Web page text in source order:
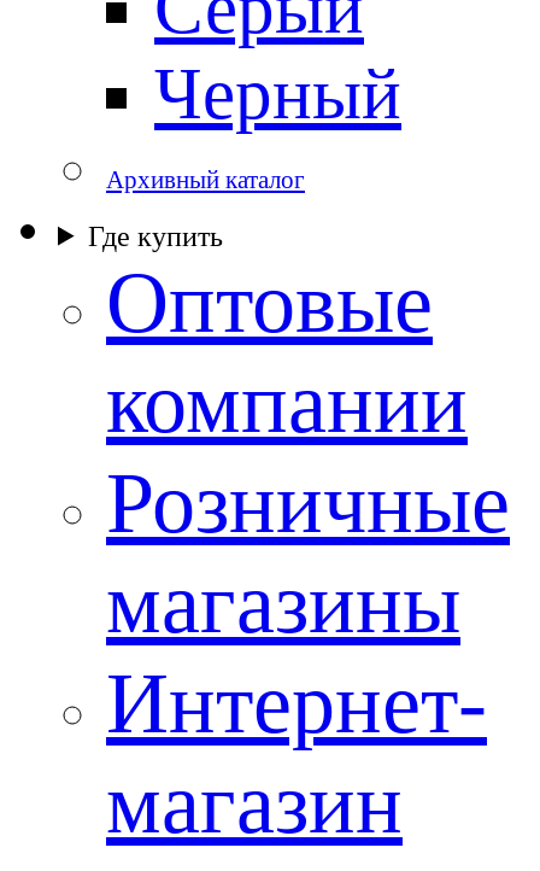
Черный
Архивный каталог
Где купить
Оптовые
компании
Розничные
магазины
Интернет-
магазин